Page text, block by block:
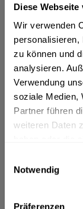
Diese
Wir verwenden
personalisieren,
zu können und
analysieren.
Verwendung
soziale Medien,
Partner führen
weiteren Daten
Notwendig
Präferenzen
MEHRWEG
+6,10 € Pfand
In den
Artikel-Nr.:
Verfügbar in: